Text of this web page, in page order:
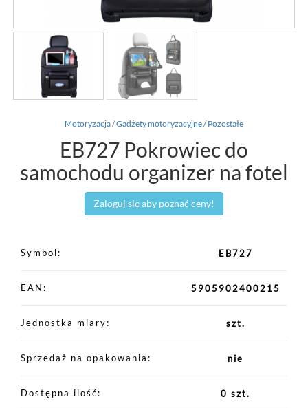
Motoryzacja/Gadżety motoryzacyjne/Pozostałe
EB727 Pokrowiec do
samochodu organizer na fotel
Zaloguj się aby poznać ceny!
Symbol EB727
EAN 5905902400215
Jednostka miary szt.
Sprzedaż na opakowania nie
Dostępna ilość 0 szt.